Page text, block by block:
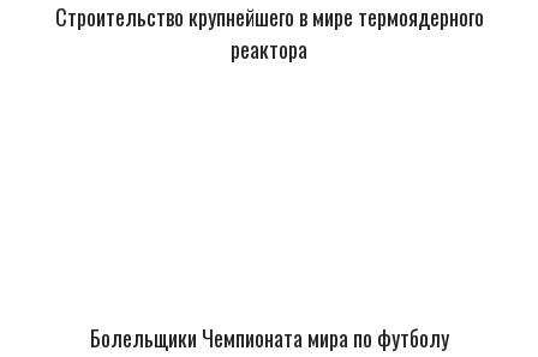
Строительство крупнейшего в мире термоядерного
реактора
Болельщики Чемпионата мира по футболу